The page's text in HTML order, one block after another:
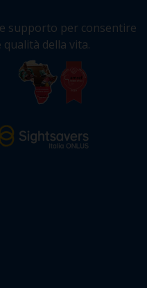
supporto per consentire
della vita.